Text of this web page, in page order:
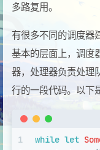
多路复用。
有很多不同的调度器
基本的层面上，调度
器，处理器负责处理
行的一段代码。以下
1
while let